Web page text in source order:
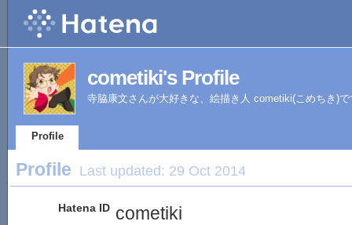
cometiki's Profile
寺脇康文さんが大好きな、絵描き人 cometiki(こめちき)
Profile
Profile Last updated: 29 Oct 2014
Hatena ID cometiki